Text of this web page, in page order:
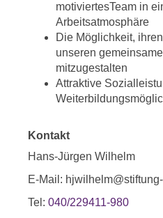
motiviertesTeam in
Arbeitsatmosphäre
Die Möglichkeit,
unseren
mitzugestalten
Attraktive
Kontakt
Hans-Jürgen Wilhelm
E-Mail:
Tel: 040/229411-980